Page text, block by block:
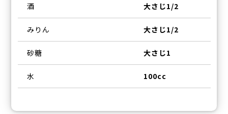
酒 大さじ1/2
みりん 大さじ1/2
砂糖 大さじ1
水 100cc